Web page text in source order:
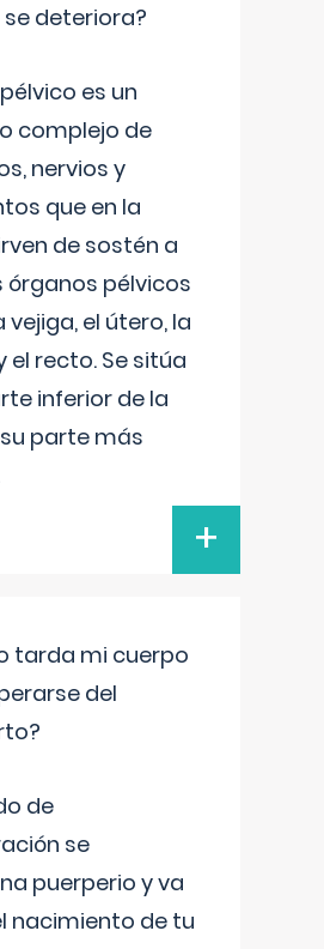
deteriora?
es un
complejo de
nervios y
que en la
de sostén a
órganos pélvicos
vejiga, el útero, la
el recto. Se sitúa
inferior de la
parte más
+
tarda mi cuerpo
del
de
se
puerperio y va
nacimiento de tu